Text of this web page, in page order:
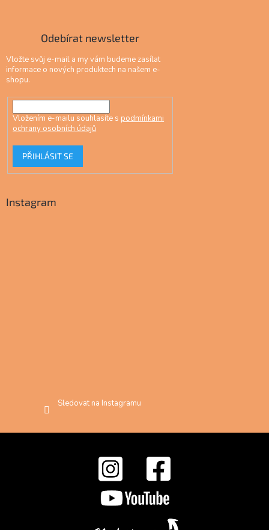
Odebírat newsletter
Vložte svůj e-mail a my vám budeme zasílat
informace o nových produktech na našem e-
shopu.
Vložením e-mailu souhlasíte s podmínkami
ochrany osobních údajů
PŘIHLÁSIT SE
Instagram
Sledovat na Instagramu